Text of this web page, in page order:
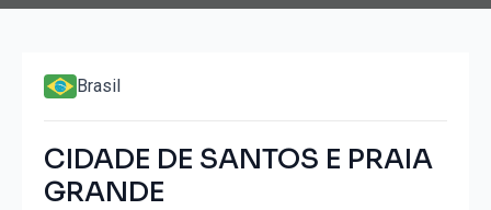
Brasil
CIDADE DE SANTOS E PRAIA
GRANDE